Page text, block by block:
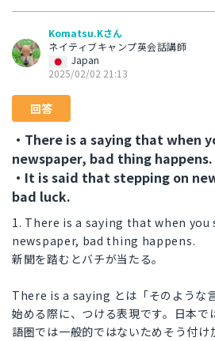
Komatsu.Kさん
ネイティブキャンプ英会話講師
Japan
2025/02/02 21:13
回答
・There is a saying that when
newspaper, bad thing happens.
・It is said that stepping on
bad luck.
1. There is a saying that when
newspaper, bad thing happens.
新聞を踏むとバチが当たる。
There is a saying とは「そのような
始める際に、つける表現です。日本で
語圏では一般的ではないためそう付け